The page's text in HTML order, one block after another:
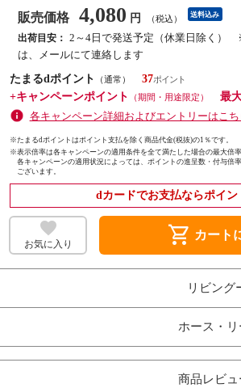
販売価格 4,080 円 （税込） 送料込み
出荷目安： 2～4日で発送予定（休業日除く）
は、メールにて連絡します
たまるdポイント
（通常）
37
+キャンペーンポイント
（期間・用途限定）
最
各キャンペーン詳細およびエントリーはこち
※たまるdポイントはポイント支払を除く商品代金(税抜)の1％です。
※表示倍率は各キャンペーンの適用条件を全て満たした場合の最大倍率
各キャンペーンの適用状況によっては、ポイントの進呈数・付与倍
ございます。
dカードでお支払ならポイン
お気に入り shopping_cart カート
リビング
ホース・
商品レビ